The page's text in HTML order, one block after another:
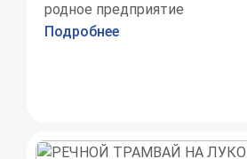
родное предприятие
Подробнее